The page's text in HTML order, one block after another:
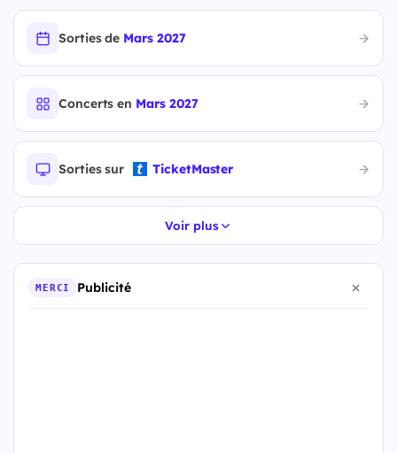
Sorties de Mars 2027
Concerts en Mars 2027
Sorties sur TicketMaster
Voir plus
MERCI Publicité